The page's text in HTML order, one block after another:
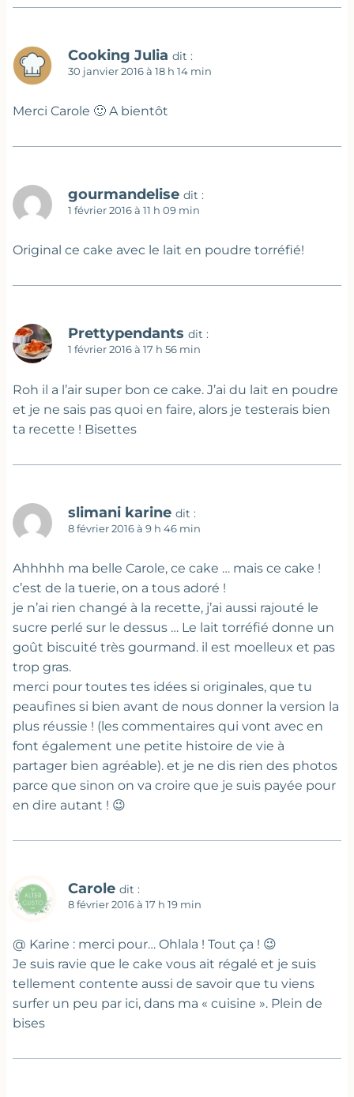
Cooking Julia dit :
30 janvier 2016 à 18 h 14 min
Merci Carole 🙂 A bientôt
gourmandelise dit :
1 février 2016 à 11 h 09 min
Original ce cake avec le lait en poudre torréfié!
Prettypendants dit :
1 février 2016 à 17 h 56 min
Roh il a l’air super bon ce cake. J’ai du lait en poudre
et je ne sais pas quoi en faire, alors je testerais bien
ta recette ! Bisettes
slimani karine dit :
8 février 2016 à 9 h 46 min
Ahhhhh ma belle Carole, ce cake … mais ce cake !
c’est de la tuerie, on a tous adoré !
je n’ai rien changé à la recette, j’ai aussi rajouté le
sucre perlé sur le dessus … Le lait torréfié donne un
goût biscuité très gourmand. il est moelleux et pas
trop gras.
merci pour toutes tes idées si originales, que tu
peaufines si bien avant de nous donner la version la
plus réussie ! (les commentaires qui vont avec en
font également une petite histoire de vie à
partager bien agréable). et je ne dis rien des photos
parce que sinon on va croire que je suis payée pour
en dire autant ! 😉
Carole dit :
8 février 2016 à 17 h 19 min
@ Karine : merci pour… Ohlala ! Tout ça ! 😉
Je suis ravie que le cake vous ait régalé et je suis
tellement contente aussi de savoir que tu viens
surfer un peu par ici, dans ma « cuisine ». Plein de
bises